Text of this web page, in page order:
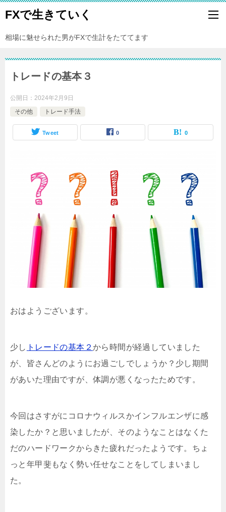
FXで生きていく
相場に魅せられた男がFXで生計をたててます
トレードの基本３
公開日： 2024年2月9日
その他
トレード手法
Tweet 0 0
おはようございます。
少し トレードの基本２から時間が経過していました
が、皆さんどのようにお過ごしでしょうか？少し期間
があいた理由ですが、体調が悪くなったためです。
今回はさすがにコロナウィルスかインフルエンザに感
染したか？と思いましたが、そのようなことはなくた
だのハードワークからきた疲れだったようです。ちょ
っと年甲斐もなく勢い任せなことをしてしまいまし
た。